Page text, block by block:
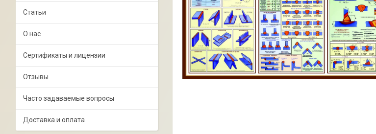
Статьи
О нас
Сертификаты и лицензии
Отзывы
Часто задаваемые вопросы
Доставка и оплата